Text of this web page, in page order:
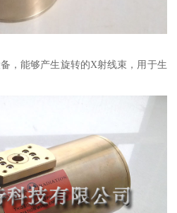
，能够产生旋转的X射线束，用于生